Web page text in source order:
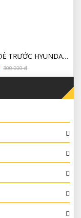
LÒNG DÈ TRƯỚC HYUNDAI AVANT 2011 CHÍNH HÃNG 868122Q000
300.000 đ